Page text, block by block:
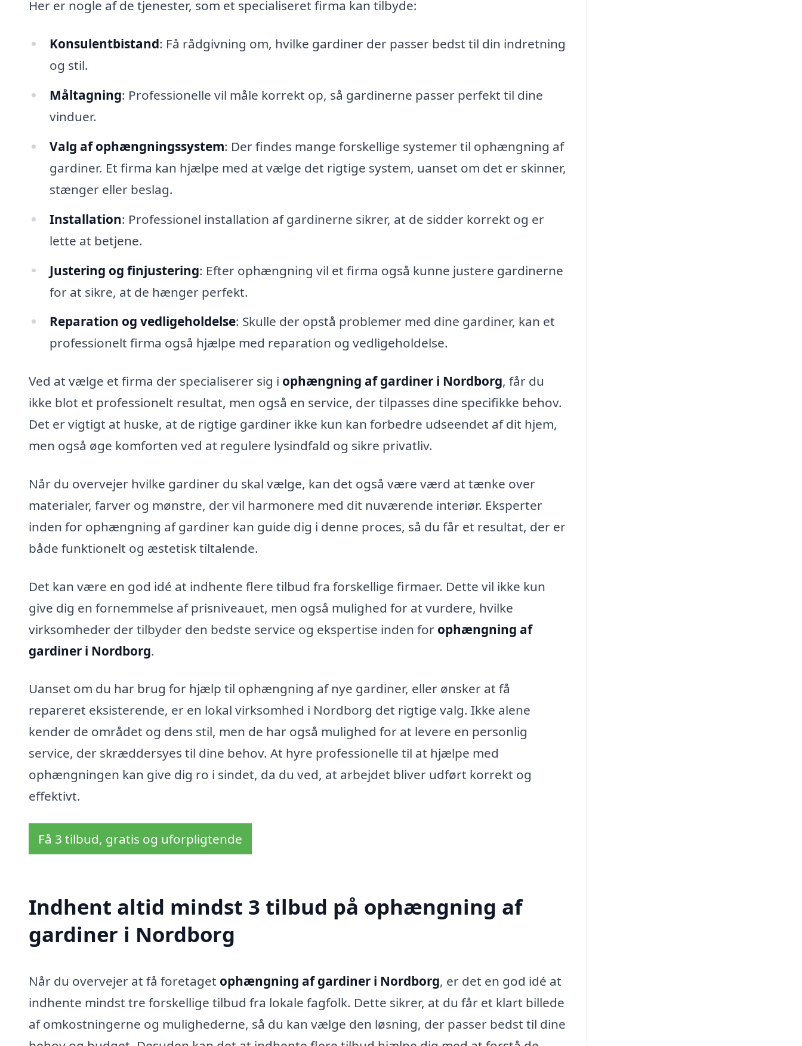
Her er nogle af de tjenester, som et specialiseret firma kan tilbyde:
Konsulentbistand: Få rådgivning om, hvilke gardiner der passer bedst til din indretning
og stil.
Måltagning: Professionelle vil måle korrekt op, så gardinerne passer perfekt til dine
vinduer.
Valg af ophængningssystem: Der findes mange forskellige systemer til ophængning af
gardiner. Et firma kan hjælpe med at vælge det rigtige system, uanset om det er skinner,
stænger eller beslag.
Installation: Professionel installation af gardinerne sikrer, at de sidder korrekt og er
lette at betjene.
Justering og finjustering: Efter ophængning vil et firma også kunne justere gardinerne
for at sikre, at de hænger perfekt.
Reparation og vedligeholdelse: Skulle der opstå problemer med dine gardiner, kan et
professionelt firma også hjælpe med reparation og vedligeholdelse.
Ved at vælge et firma der specialiserer sig i ophængning af gardiner i Nordborg, får du
ikke blot et professionelt resultat, men også en service, der tilpasses dine specifikke behov.
Det er vigtigt at huske, at de rigtige gardiner ikke kun kan forbedre udseendet af dit hjem,
men også øge komforten ved at regulere lysindfald og sikre privatliv.
Når du overvejer hvilke gardiner du skal vælge, kan det også være værd at tænke over
materialer, farver og mønstre, der vil harmonere med dit nuværende interiør. Eksperter
inden for ophængning af gardiner kan guide dig i denne proces, så du får et resultat, der er
både funktionelt og æstetisk tiltalende.
Det kan være en god idé at indhente flere tilbud fra forskellige firmaer. Dette vil ikke kun
give dig en fornemmelse af prisniveauet, men også mulighed for at vurdere, hvilke
virksomheder der tilbyder den bedste service og ekspertise inden for ophængning af
gardiner i Nordborg.
Uanset om du har brug for hjælp til ophængning af nye gardiner, eller ønsker at få
repareret eksisterende, er en lokal virksomhed i Nordborg det rigtige valg. Ikke alene
kender de området og dens stil, men de har også mulighed for at levere en personlig
service, der skræddersyes til dine behov. At hyre professionelle til at hjælpe med
ophængningen kan give dig ro i sindet, da du ved, at arbejdet bliver udført korrekt og
effektivt.
Få 3 tilbud, gratis og uforpligtende
Indhent altid mindst 3 tilbud på ophængning af
gardiner i Nordborg
Når du overvejer at få foretaget ophængning af gardiner i Nordborg, er det en god idé at
indhente mindst tre forskellige tilbud fra lokale fagfolk. Dette sikrer, at du får et klart billede
af omkostningerne og mulighederne, så du kan vælge den løsning, der passer bedst til dine